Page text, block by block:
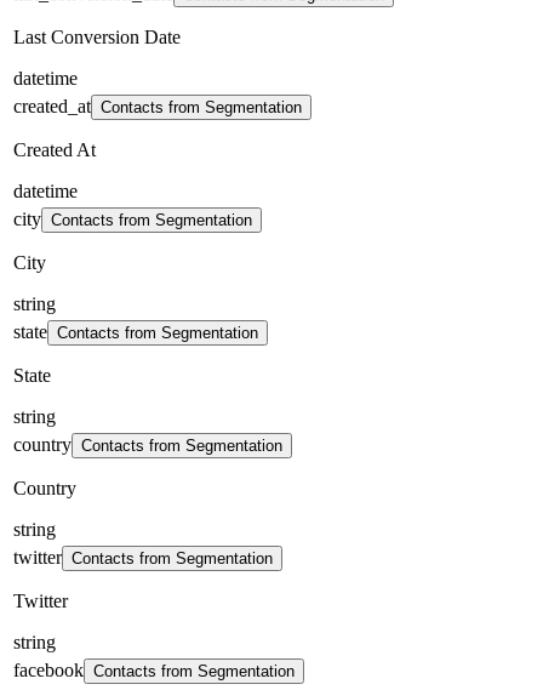
Last Conversion Date
datetime
created_at Contacts from Segmentation
Created At
datetime
city Contacts from Segmentation
City
string
state Contacts from Segmentation
State
string
country Contacts from Segmentation
Country
string
twitter Contacts from Segmentation
Twitter
string
facebook Contacts from Segmentation